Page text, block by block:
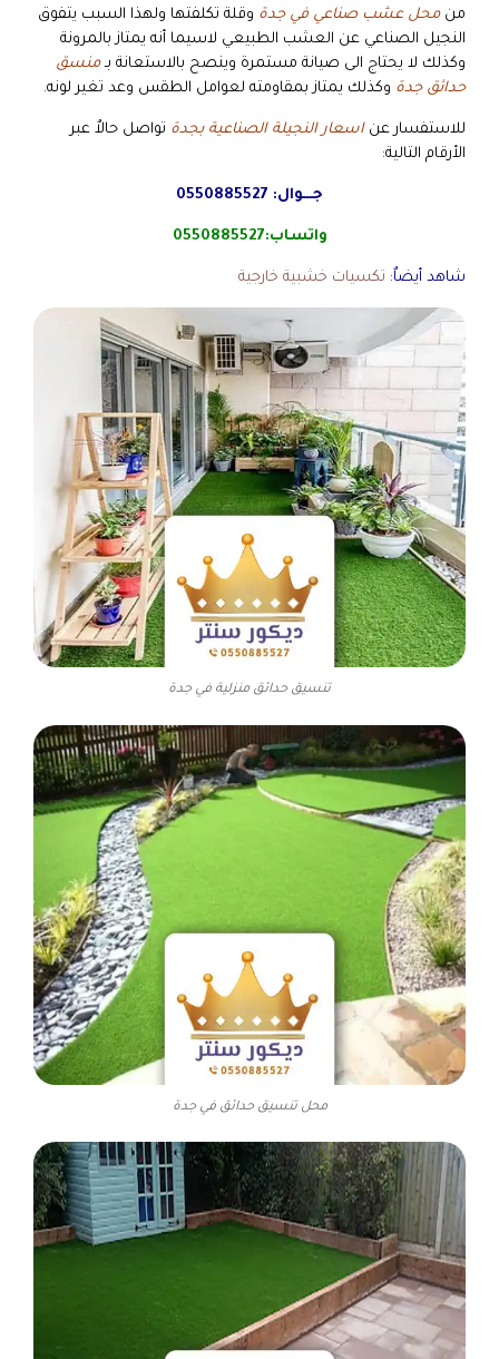
منمحل عشب صناعي في جدة وقلة تكلفتها ولهذا السبب يتفوق
النجيل الصناعي عن العشب الطبيعي لاسيما أنه يمتاز بالمرونة
وكذلك لا يحتاج الى صيانة مستمرة وينصح بالاستعانة بـمنسق
حدائق جدة وكذلك يمتاز بمقاومته لعوامل الطقس وعد تغير لونه.
للاستفسار عناسعار النجيلة الصناعية بجدة تواصل حالاٌ عبر
الأرقام التالية:
جـــوال: 0550885527
واتساب:0550885527
شاهد أيضاٌ: تكسيات خشبية خارجية
تنسيق حدائق منزلية في جدة
محل تنسيق حدائق في جدة